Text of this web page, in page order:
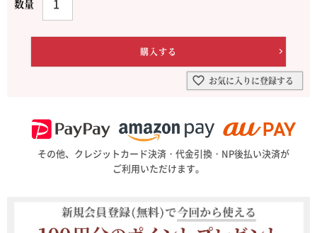
お気に入りに登録する
その他、クレジットカード決済・代金引換・NP後払い決済が
ご利用いただけます。